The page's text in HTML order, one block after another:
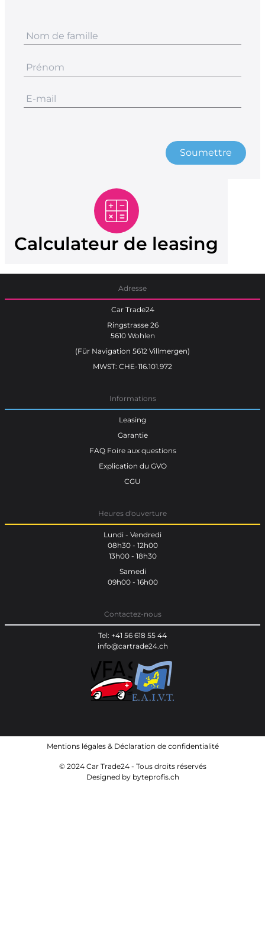
Soumettre
Calculateur de leasing
Adresse
Car Trade24
Ringstrasse 26
5610 Wohlen
(Für Navigation 5612 Villmergen)
MWST: CHE-116.101.972
Informations
Leasing
Garantie
FAQ Foire aux questions
Explication du GVO
CGU
Heures d'ouverture
Lundi - Vendredi
08h30 - 12h00
13h00 - 18h30
Samedi
09h00 - 16h00
Contactez-nous
Tel: +41 56 618 55 44
info@cartrade24.ch
Mentions légales& Déclaration de confidentialité
© 2024 Car Trade24 - Tous droits réservés
Designed by byteprofis.ch